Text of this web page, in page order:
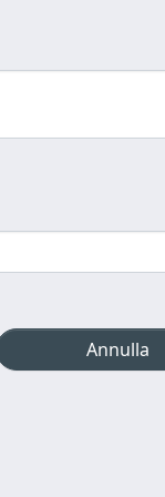
Annulla